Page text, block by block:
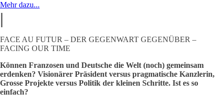
Mehr dazu...
|
FACE AU FUTUR – DER GEGENWART GEGENÜBER –
FACING OUR TIME
Können Franzosen und Deutsche die Welt (noch) gemeinsam
erdenken? Visionärer Präsident versus pragmatische Kanzlerin,
Grosse Projekte versus Politik der kleinen Schritte. Ist es so
einfach?